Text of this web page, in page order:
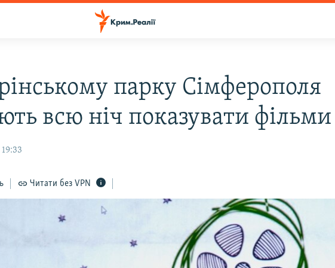
парку Сімферополя
всю ніч показувати фільми
Читати без VPN